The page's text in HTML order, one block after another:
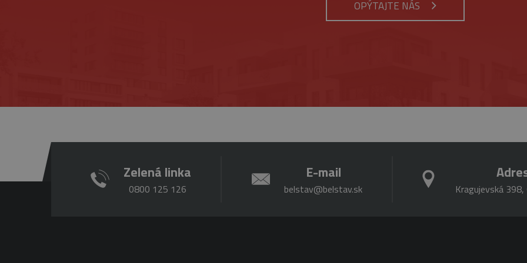
OPÝTAJTE NÁS
Zelená linka
0800 125 126
E-mail
belstav@belstav.sk Kragujevská